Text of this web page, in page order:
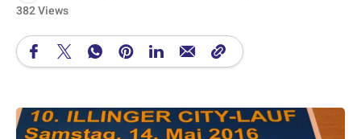
382 Views